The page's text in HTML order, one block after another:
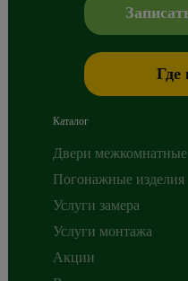
Где
Каталог
Двери межкомнатные
Погонажные изделия
Услуги замера
Услуги монтажа
Акции